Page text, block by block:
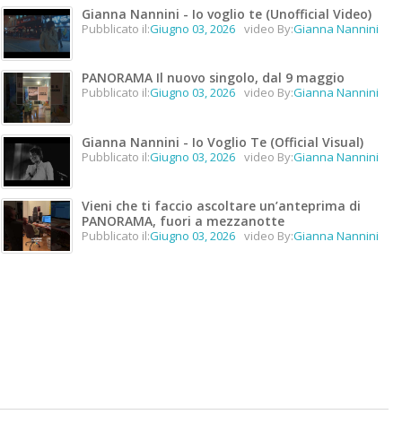
Gianna Nannini - Io voglio te (Unofficial Video)
Pubblicato il:Giugno 03, 2026 video By:Gianna Nannini
PANORAMA Il nuovo singolo, dal 9 maggio
Pubblicato il:Giugno 03, 2026 video By:Gianna Nannini
Gianna Nannini - Io Voglio Te (Official Visual)
Pubblicato il:Giugno 03, 2026 video By:Gianna Nannini
Vieni che ti faccio ascoltare un’anteprima di
PANORAMA, fuori a mezzanotte
Pubblicato il:Giugno 03, 2026 video By:Gianna Nannini